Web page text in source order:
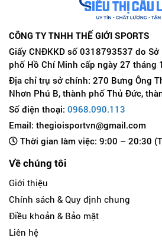
CÔNG TY TNHH THẾ GIỚI SPORTS
Giấy CNĐKKD số 0318793537 do
phố Hồ Chí Minh cấp ngày 27 tháng
Địa chỉ trụ sở chính: 270 Bưng Ông
Nhơn Phú B, thành phố Thủ Đức,
Số điện thoại: 0968.090.113
Email: thegioisportvn@gmail.com
Thời gian làm việc: 9:00 – 20:30
Về chúng tôi
Giới thiệu
Chính sách & Quy định chung
Điều khoản & Bảo mật
Liên hệ